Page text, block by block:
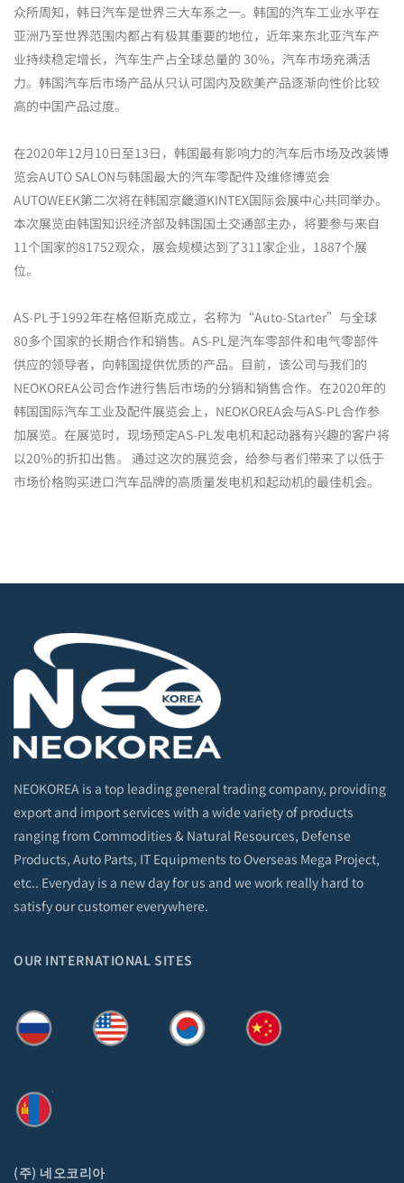
亚洲乃至世界范围内都占有极其重要的地位，近年来东北亚汽车产
业持续稳定增长，汽车生产占全球总量的 30%，汽车市场充满活
力。韩国汽车后市场产品从只认可国内及欧美产品逐渐向性价比较
高的中国产品过度。
览会AUTO SALON与韩国最大的汽车零配件及维修博览会
AUTOWEEK第二次将在韩国京畿道KINTEX国际会展中心共同举办。
本次展览由韩国知识经济部及韩国国土交通部主办，将要参与来自
11个国家的81752观众，展会规模达到了311家企业，1887个展
位。
80多个国家的长期合作和销售。AS-PL是汽车零部件和电气零部件
供应的领导者，向韩国提供优质的产品。目前，该公司与我们的
NEOKOREA公司合作进行售后市场的分销和销售合作。在2020年的
韩国国际汽车工业及配件展览会上，NEOKOREA会与AS-PL合作参
加展览。在展览时，现场预定AS-PL发电机和起动器有兴趣的客户将
以20％的折扣出售。 通过这次的展览会，给参与者们带来了以低于
市场价格购买进口汽车品牌的高质量发电机和起动机的最佳机会。
NEOKOREA is a top leading general trading company, providing
export and import services with a wide variety of products
ranging from Commodities & Natural Resources, Defense
Products, Auto Parts, IT Equipments to Overseas Mega Project,
etc.. Everyday is a new day for us and we work really hard to
satisfy our customer everywhere.